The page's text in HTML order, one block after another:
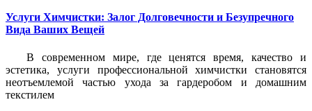
Услуги Химчистки: Залог Долговечности и Безупречного
Вида Ваших Вещей
В современном мире, где ценятся время, качество и
эстетика, услуги профессиональной химчистки становятся
неотъемлемой частью ухода за гардеробом и домашним
текстилем